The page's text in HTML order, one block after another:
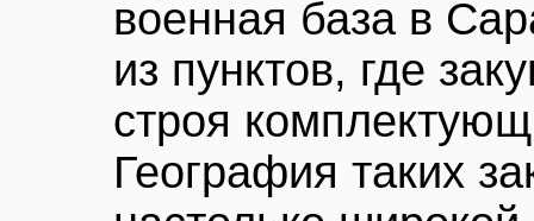
военная база в
из пунктов, где
строя
География таких